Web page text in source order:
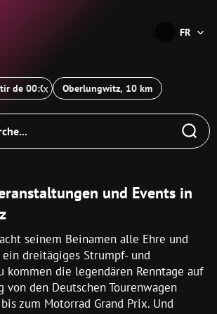
FR
x Oberlungwitz, 10 km
und Events in
seinem Beinamen alle Ehre und
dreitägiges Strumpf- und
kommen die legendären Renntage auf
von den Deutschen Tourenwagen
zum Motorrad Grand Prix. Und